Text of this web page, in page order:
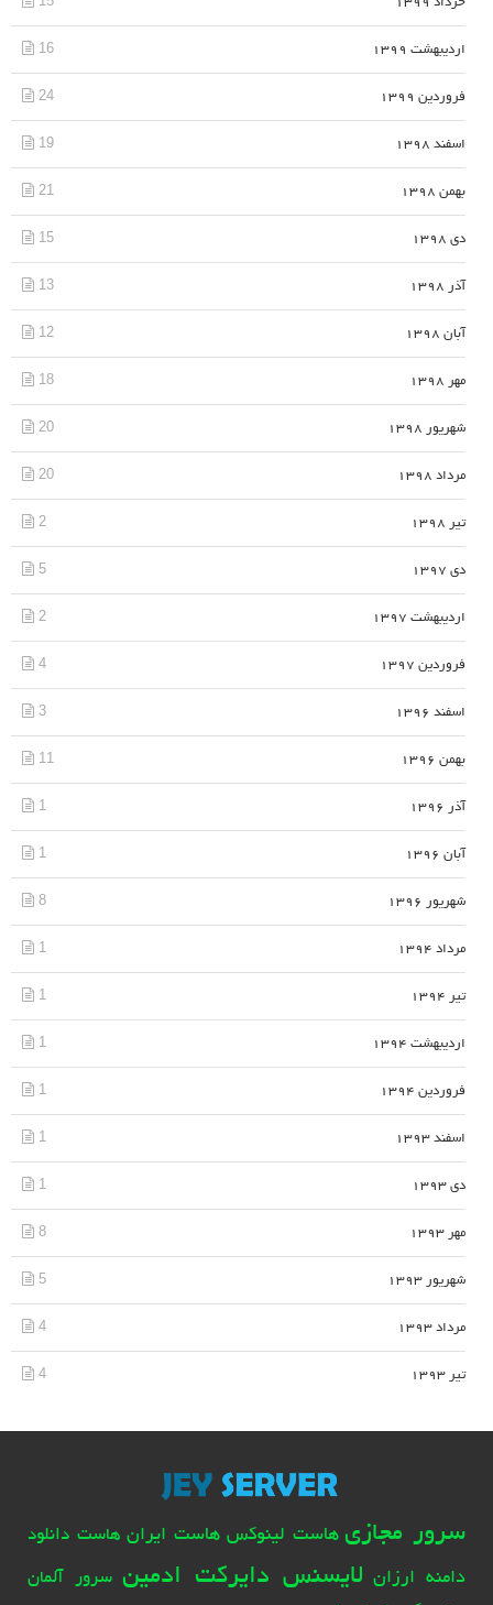
اردیبهشت 1399 16
فروردین 1399 24
اسفند 1398 19
بهمن 1398 21
دی 1398 15
آذر 1398 13
آبان 1398 12
مهر 1398 18
شهریور 1398 20
مرداد 1398 20
تیر 1398 2
دی 1397 5
اردیبهشت 1397 2
فروردین 1397 4
اسفند 1396 3
بهمن 1396 11
آذر 1396 1
آبان 1396 1
شهریور 1396 8
مرداد 1394 1
تیر 1394 1
اردیبهشت 1394 1
فروردین 1394 1
اسفند 1393 1
دی 1393 1
مهر 1393 8
شهریور 1393 5
مرداد 1393 4
تیر 1393 4
سرور مجازی هاست لینوکس هاست ایران هاست دانلود
دامنه ارزان لایسنس دایرکت ادمین سرور آلمان